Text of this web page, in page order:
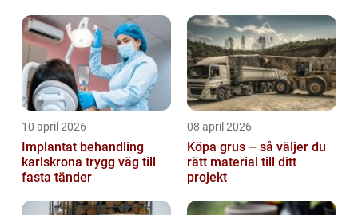
10 april 2026
Implantat behandling
karlskrona trygg väg till
fasta tänder
08 april 2026
Köpa grus – så väljer du
rätt material till ditt
projekt